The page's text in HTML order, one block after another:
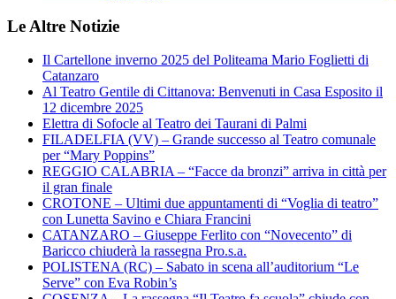
Le Altre Notizie
Il Cartellone inverno 2025 del Politeama Mario Foglietti di
Catanzaro
Al Teatro Gentile di Cittanova: Benvenuti in Casa Esposito il
12 dicembre 2025
Elettra di Sofocle al Teatro dei Taurani di Palmi
FILADELFIA (VV) – Grande successo al Teatro comunale
per “Mary Poppins”
REGGIO CALABRIA – “Facce da bronzi” arriva in città per
il gran finale
CROTONE – Ultimi due appuntamenti di “Voglia di teatro”
con Lunetta Savino e Chiara Francini
CATANZARO – Giuseppe Ferlito con “Novecento” di
Baricco chiuderà la rassegna Pro.s.a.
POLISTENA (RC) – Sabato in scena all’auditorium “Le
Serve” con Eva Robin’s